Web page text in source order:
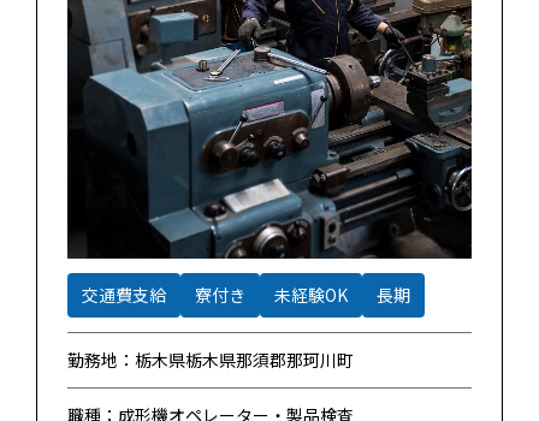
交通費支給 寮付き 未経験OK 長期
勤務地：栃木県栃木県那須郡那珂川町
職種：成形機オペレーター・製品検査